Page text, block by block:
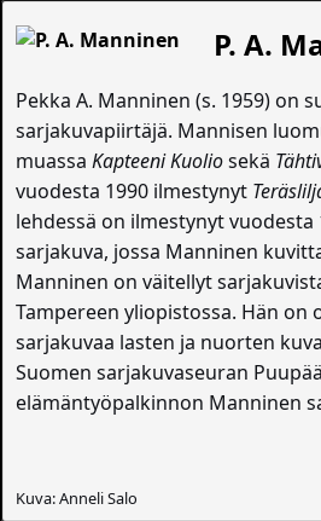
P. A.
Pekka A. Manninen (s. 1959) on
sarjakuvapiirtäjä. Mannisen
muassaKapteeni Kuoliosekä
vuodesta 1990 ilmestynyt
lehdessä on ilmestynyt vuodesta
sarjakuva, jossa Manninen
Manninen on väitellyt
Tampereen yliopistossa. Hän on
sarjakuvaa lasten ja nuorten
Suomen sarjakuvaseuran
elämäntyöpalkinnon Manninen
Kuva: Anneli Salo